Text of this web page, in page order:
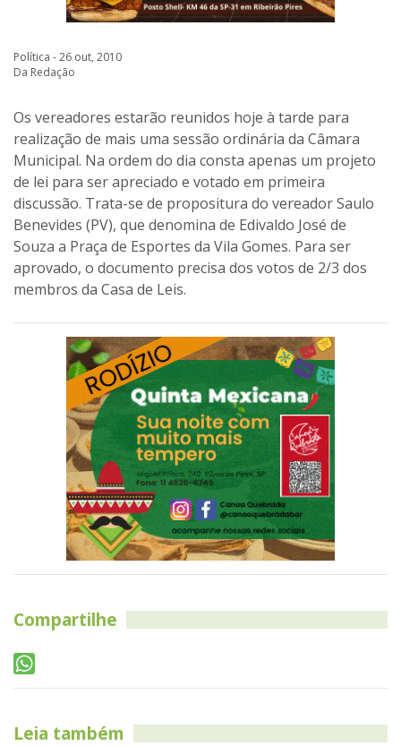
Política - 26 out, 2010
Da Redação
Os vereadores estarão reunidos hoje à tarde para
realização de mais uma sessão ordinária da Câmara
Municipal. Na ordem do dia consta apenas um projeto
de lei para ser apreciado e votado em primeira
discussão. Trata-se de propositura do vereador Saulo
Benevides (PV), que denomina de Edivaldo José de
Souza a Praça de Esportes da Vila Gomes. Para ser
aprovado, o documento precisa dos votos de 2/3 dos
membros da Casa de Leis.
Compartilhe
Leia também